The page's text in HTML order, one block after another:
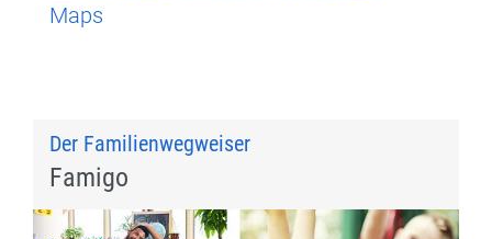
Maps
Der Familienwegweiser
Famigo